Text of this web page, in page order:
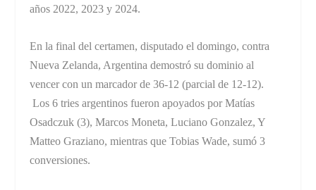
años 2022, 2023 y 2024.
En la final del certamen, disputado el domingo, contra
Nueva Zelanda, Argentina demostró su dominio al
vencer con un marcador de 36-12 (parcial de 12-12).
Los 6 tries argentinos fueron apoyados por Matías
Osadczuk (3), Marcos Moneta, Luciano Gonzalez, Y
Matteo Graziano, mientras que Tobias Wade, sumó 3
conversiones.